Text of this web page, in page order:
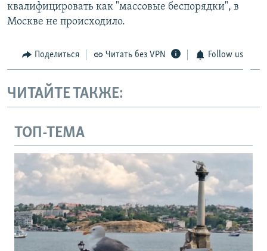
квалифицировать как "массовые беспорядки", в
Москве не происходило.
Поделиться Читать без VPN Follow us
ЧИТАЙТЕ ТАКЖЕ:
ТОП-ТЕМА